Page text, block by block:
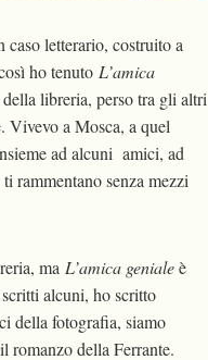
letterario, costruito a
ho tenutoL’amica
libreria, perso tra gli altri
Vivevo a Mosca, a quel
ad alcuni amici, ad
rammentano senza mezzi
maL’amica genialeè
alcuni, ho scritto
della fotografia, siamo
romanzo della Ferrante.